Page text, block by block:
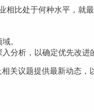
相比处于何种水平，就
。
分析，以确定优先改进
关议题提供最新动态，